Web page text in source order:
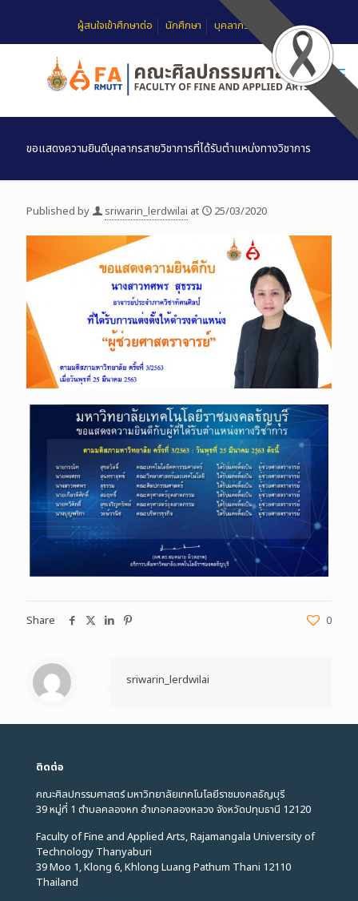
ผู้สนใจเข้าศึกษาต่อ นักศึกษา บุคลากร
ขอแสดงความยินดีบุคลากรสายวิชาการที่ได้รับตำแหน่งทางวิชาการ
Published by sriwarin_lerdwilai at 25/03/2020
Share 0
sriwarin_lerdwilai
ติดต่อ
คณะศิลปกรรมศาสตร์ มหาวิทยาลัยเทคโนโลยีราชมงคลธัญบุรี
39 หมู่ที่ 1 ตำบลคลองหก อำเภอคลองหลวง จังหวัดปทุมธานี 12120
Faculty of Fine and Applied Arts, Rajamangala University of
Technology Thanyaburi
39 Moo 1, Klong 6, Khlong Luang Pathum Thani 12110
Thailand